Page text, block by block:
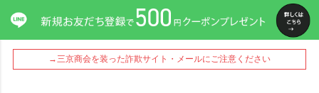
→三京商会を装った詐欺サイト・メールにご注意ください
ペー
ジト
ップ
へ